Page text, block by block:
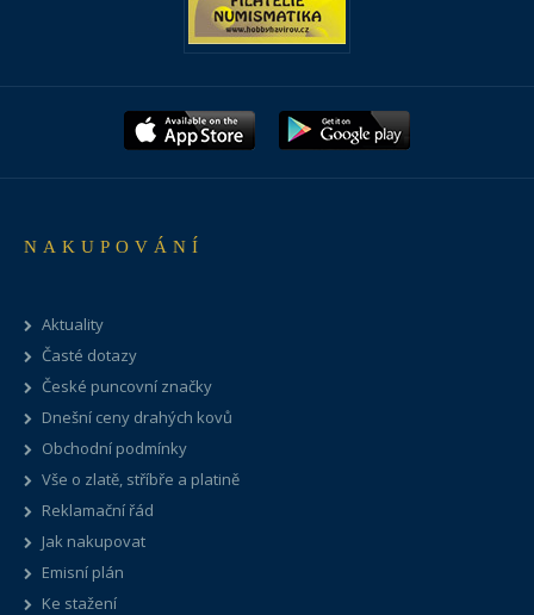
NAKUPOVÁNÍ
Aktuality
Časté dotazy
České puncovní značky
Dnešní ceny drahých kovů
Obchodní podmínky
Vše o zlatě, stříbře a platině
Reklamační řád
Jak nakupovat
Emisní plán
Ke stažení